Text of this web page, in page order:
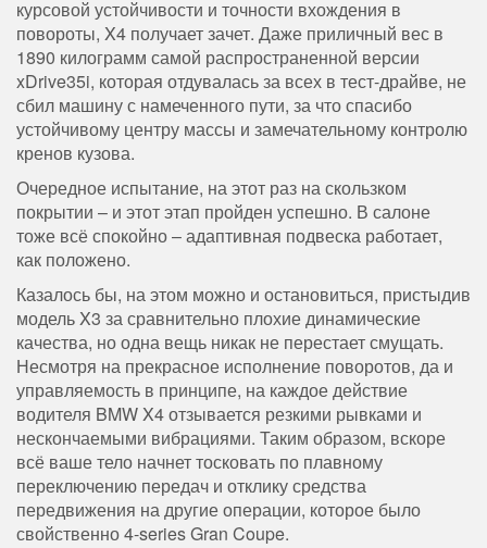
курсовой устойчивости и точности вхождения в
повороты, X4 получает зачет. Даже приличный вес в
1890 килограмм самой распространенной версии
xDrive35i, которая отдувалась за всех в тест-драйве, не
сбил машину с намеченного пути, за что спасибо
устойчивому центру массы и замечательному контролю
кренов кузова.
Очередное испытание, на этот раз на скользком
покрытии – и этот этап пройден успешно. В салоне
тоже всё спокойно – адаптивная подвеска работает,
как положено.
Казалось бы, на этом можно и остановиться, пристыдив
модель X3 за сравнительно плохие динамические
качества, но одна вещь никак не перестает смущать.
Несмотря на прекрасное исполнение поворотов, да и
управляемость в принципе, на каждое действие
водителя BMW X4 отзывается резкими рывками и
нескончаемыми вибрациями. Таким образом, вскоре
всё ваше тело начнет тосковать по плавному
переключению передач и отклику средства
передвижения на другие операции, которое было
свойственно 4-series Gran Coupe.